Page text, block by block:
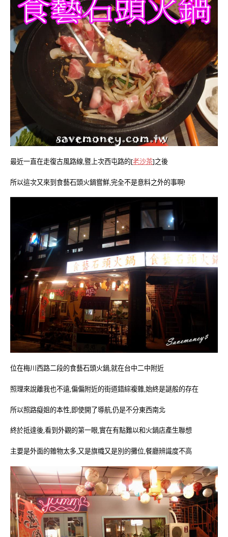
最近一直在走復古風路線,暨上次西屯路的[老沙茶]之後
所以這次又來到食藝石頭火鍋嘗鮮,完全不是意料之外的事啊!
位在梅川西路二段的食藝石頭火鍋,就在台中二中附近
照理來說離我也不遠,偏偏附近的街道錯綜複雜,始終是謎般的存在
所以照路癡姐的本性,即使開了導航,仍是不分東西南北
終於抵達後,看到外觀的第一眼,實在有點難以和火鍋店產生聯想
主要是外面的雜物太多,又是旗幟又是別的攤位,餐廳辨識度不高